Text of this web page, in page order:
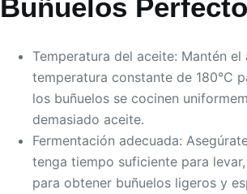
Buñuelos
Temperatura del aceite: Mantén el
temperatura constante de 180°C
los buñuelos se cocinen
demasiado aceite.
Fermentación adecuada:
tenga tiempo suficiente para
para obtener buñuelos ligeros y